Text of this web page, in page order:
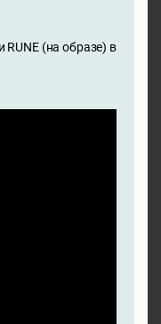
RUNE (на образе) в